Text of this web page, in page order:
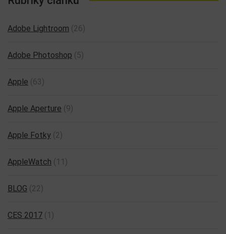
Adobe Lightroom (26)
Adobe Photoshop (5)
Apple (63)
Apple Aperture (9)
Apple Fotky (2)
AppleWatch (11)
BLOG (22)
CES 2017 (1)